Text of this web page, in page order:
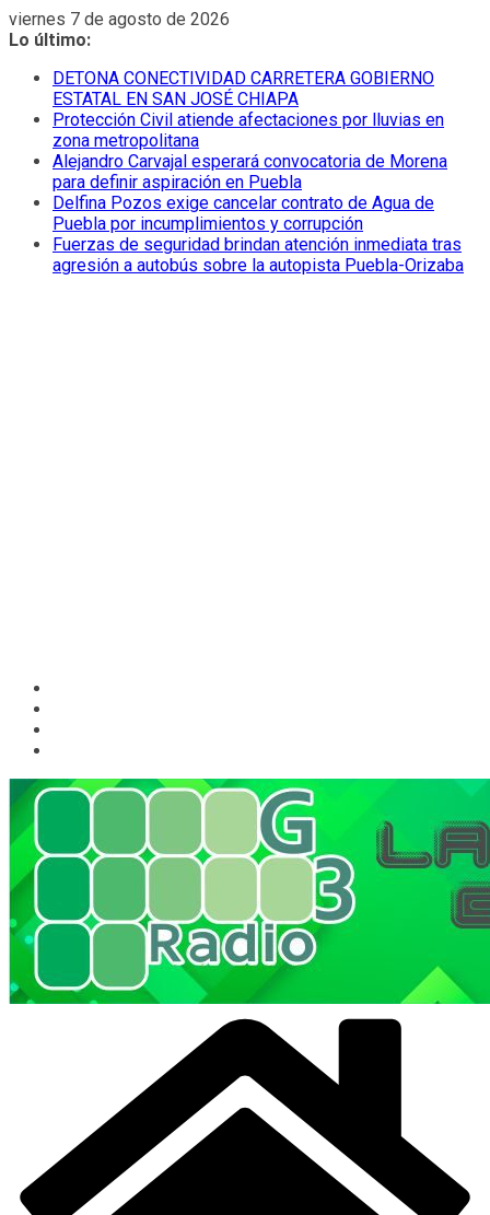
Saltar
al
viernes 7 de agosto de 2026
Lo último:
DETONA CONECTIVIDAD CARRETERA GOBIERNO
ESTATAL EN SAN JOSÉ CHIAPA
Protección Civil atiende afectaciones por lluvias en
zona metropolitana
Alejandro Carvajal esperará convocatoria de Morena
para definir aspiración en Puebla
Delfina Pozos exige cancelar contrato de Agua de
Puebla por incumplimientos y corrupción
Fuerzas de seguridad brindan atención inmediata tras
agresión a autobús sobre la autopista Puebla-Orizaba